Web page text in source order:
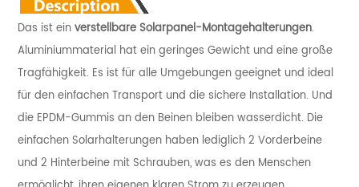
Das ist einverstellbare Solarpanel-Montagehalterungen.
Aluminiummaterial hat ein geringes Gewicht und eine große
Tragfähigkeit. Es ist für alle Umgebungen geeignet und ideal
für den einfachen Transport und die sichere Installation. Und
die EPDM-Gummis an den Beinen bleiben wasserdicht. Die
einfachen Solarhalterungen haben lediglich 2 Vorderbeine
und 2 Hinterbeine mit Schrauben, was es den Menschen